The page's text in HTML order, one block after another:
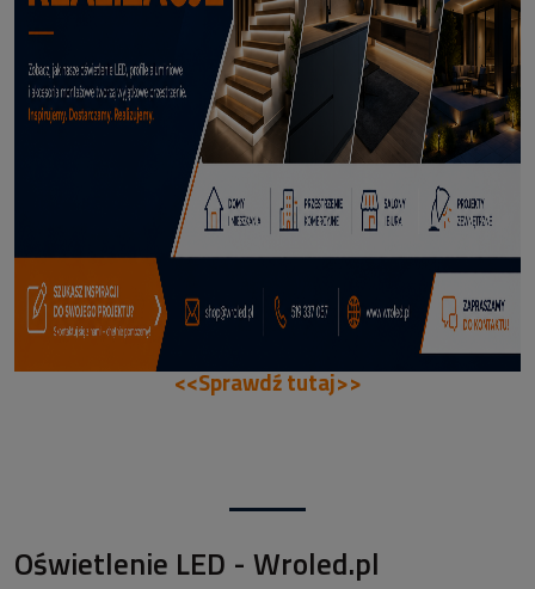
114,50 zł
DODAJ DO KOSZYKA
<<Sprawdź tutaj>>
Oświetlenie LED - Wroled.pl